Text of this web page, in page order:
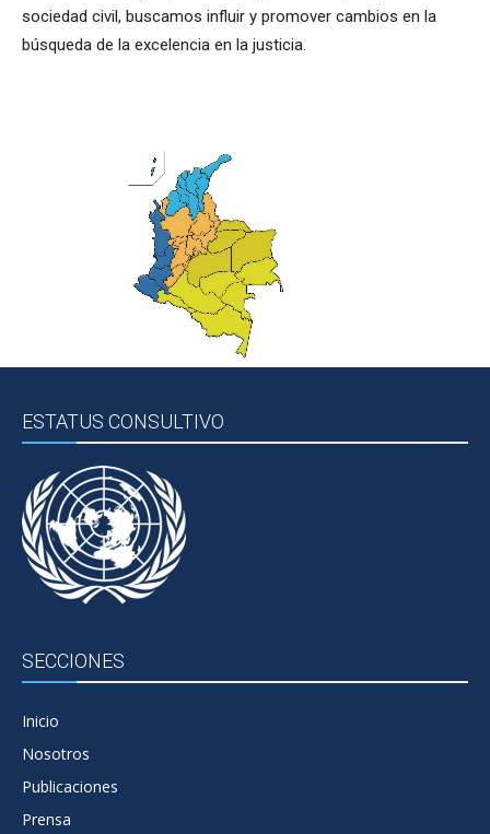
sociedad civil, buscamos influir y promover cambios en la
búsqueda de la excelencia en la justicia.
ESTATUS CONSULTIVO
SECCIONES
Inicio
Nosotros
Publicaciones
Prensa